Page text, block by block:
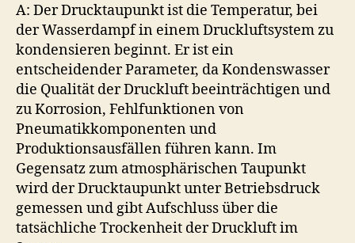
A: Der Drucktaupunkt ist die Temperatur, bei
der Wasserdampf in einem Druckluftsystem zu
kondensieren beginnt. Er ist ein
entscheidender Parameter, da Kondenswasser
die Qualität der Druckluft beeinträchtigen und
zu Korrosion, Fehlfunktionen von
Pneumatikkomponenten und
Produktionsausfällen führen kann. Im
Gegensatz zum atmosphärischen Taupunkt
wird der Drucktaupunkt unter Betriebsdruck
gemessen und gibt Aufschluss über die
tatsächliche Trockenheit der Druckluft im